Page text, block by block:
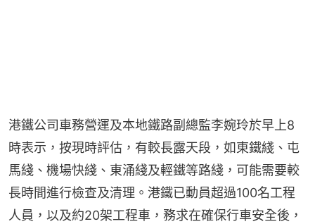
港鐵公司車務營運及本地鐵路副總監李婉玲於早上8
時表示，按現時評估，有較長露天段，如東鐵綫、屯
馬綫、機場快綫、東涌綫及輕鐵等路綫，可能需要較
長時間進行檢查及清理。港鐵已動員超過100名工程
人員，以及約20架工程車，務求在確保行車安全後，